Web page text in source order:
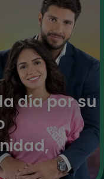
día por su